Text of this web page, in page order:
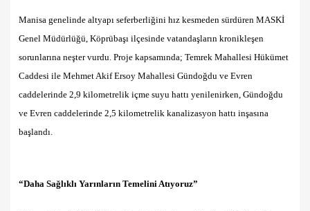
Manisa genelinde altyapı seferberliğini hız kesmeden sürdüren MASKİ
Genel Müdürlüğü, Köprübaşı ilçesinde vatandaşların kronikleşen
sorunlarına neşter vurdu. Proje kapsamında; Temrek Mahallesi Hükümet
Caddesi ile Mehmet Akif Ersoy Mahallesi Gündoğdu ve Evren
caddelerinde 2,9 kilometrelik içme suyu hattı yenilenirken, Gündoğdu
ve Evren caddelerinde 2,5 kilometrelik kanalizasyon hattı inşasına
başlandı.
“Daha Sağlıklı Yarınların Temelini Atıyoruz”